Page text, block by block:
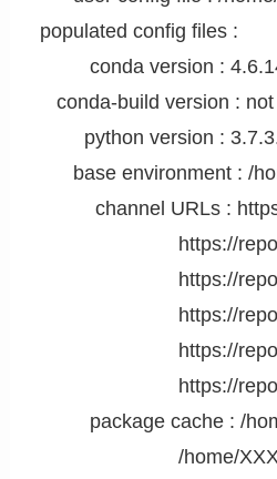
populated config files :
conda version :
conda-build version : not
python version :
base environment :
channel URLs :
package cache :
/